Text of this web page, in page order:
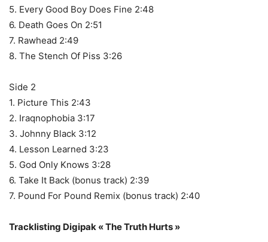
5. Every Good Boy Does Fine 2:48
6. Death Goes On 2:51
7. Rawhead 2:49
8. The Stench Of Piss 3:26
Side 2
1. Picture This 2:43
2. Iraqnophobia 3:17
3. Johnny Black 3:12
4. Lesson Learned 3:23
5. God Only Knows 3:28
6. Take It Back (bonus track) 2:39
7. Pound For Pound Remix (bonus track) 2:40
Tracklisting Digipak « The Truth Hurts »